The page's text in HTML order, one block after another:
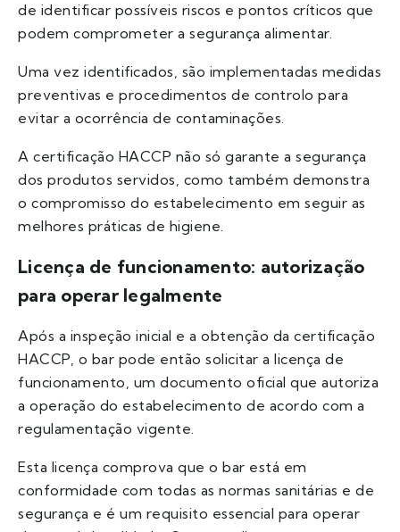
de identificar possíveis riscos e pontos críticos que
podem comprometer a segurança alimentar.
Uma vez identificados, são implementadas medidas
preventivas e procedimentos de controlo para
evitar a ocorrência de contaminações.
A certificação HACCP não só garante a segurança
dos produtos servidos, como também demonstra
o compromisso do estabelecimento em seguir as
melhores práticas de higiene.
Licença de funcionamento: autorização
para operar legalmente
Após a inspeção inicial e a obtenção da certificação
HACCP, o bar pode então solicitar a licença de
funcionamento, um documento oficial que autoriza
a operação do estabelecimento de acordo com a
regulamentação vigente.
Esta licença comprova que o bar está em
conformidade com todas as normas sanitárias e de
segurança e é um requisito essencial para operar